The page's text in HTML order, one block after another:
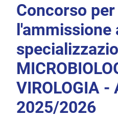
Concorso per
VIROLOGIA -
2025/2026